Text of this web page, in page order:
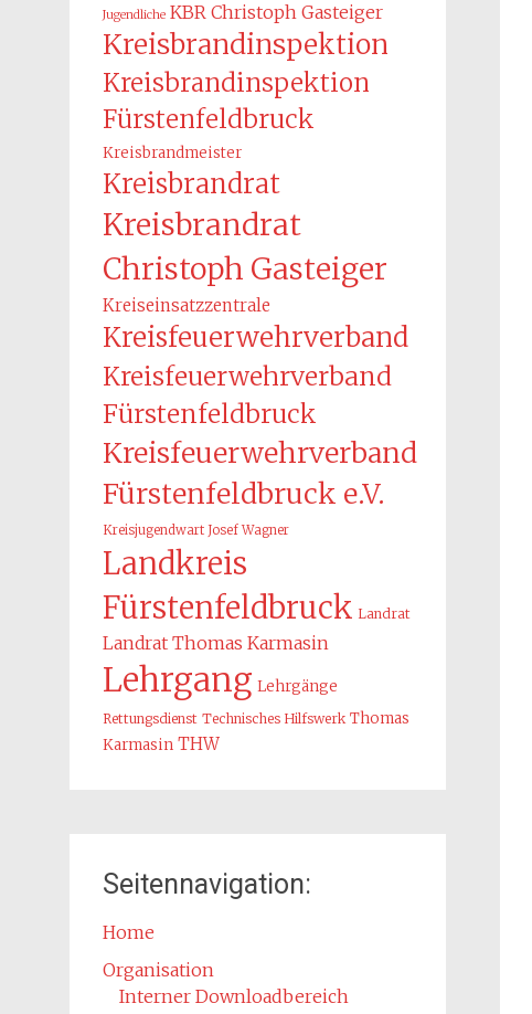
Jugendliche KBR Christoph Gasteiger
Kreisbrandinspektion
Kreisbrandinspektion
Fürstenfeldbruck
Kreisbrandmeister
Kreisbrandrat
Kreisbrandrat
Christoph Gasteiger
Kreiseinsatzzentrale
Kreisfeuerwehrverband
Kreisfeuerwehrverband
Fürstenfeldbruck
Kreisfeuerwehrverband
Fürstenfeldbruck e.V.
Kreisjugendwart Josef Wagner
Landkreis
Fürstenfeldbruck Landrat
Landrat Thomas Karmasin
Lehrgang Lehrgänge
Rettungsdienst Technisches Hilfswerk Thomas
Karmasin THW
Seitennavigation:
Home
Organisation
Interner Downloadbereich